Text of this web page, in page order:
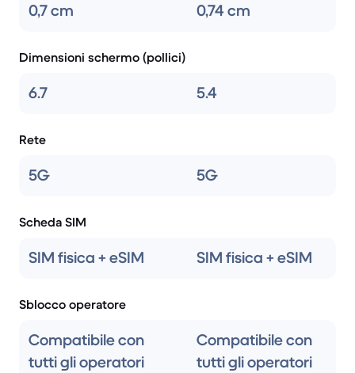
0,7 cm 0,74 cm
Dimensioni schermo (pollici)
6.7 5.4
Rete
5G 5G
Scheda SIM
SIM fisica + eSIM SIM fisica + eSIM
Sblocco operatore
Compatibile con
tutti gli operatori
Compatibile con
tutti gli operatori